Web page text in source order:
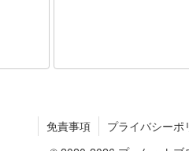
免責事項 プライバシーポ